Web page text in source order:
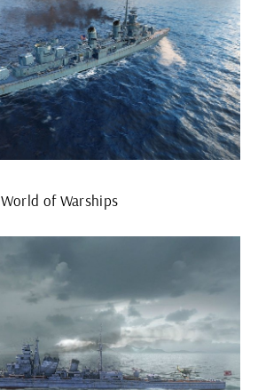
World of Warships